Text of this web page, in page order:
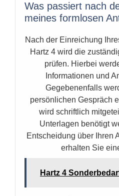
Was passiert nach
meines formlosen
Nach der Einreichung
Hartz 4 wird die
prüfen. Hierbei
Informationen und
Gegebenenfalls
persönlichen Gespräch
wird schriftlich
Unterlagen benötigt
Entscheidung über Ihren
erhalten Sie
Hartz 4